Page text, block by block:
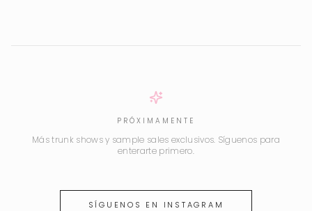
PRÓXIMAMENTE
Más trunk shows y sample sales exclusivos. Síguenos para
enterarte primero.
SÍGUENOS EN INSTAGRAM